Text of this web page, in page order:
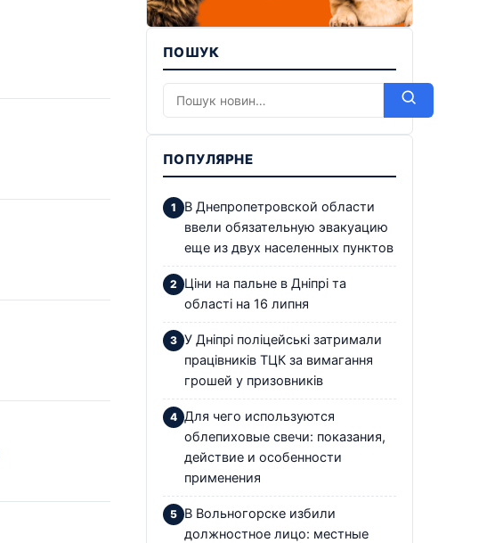
ПОШУК
ПОПУЛЯРНЕ
В Днепропетровской области
ввели обязательную эвакуацию
еще из двух населенных пунктов
Ціни на пальне в Дніпрі та
області на 16 липня
У Дніпрі поліцейські затримали
працівників ТЦК за вимагання
грошей у призовників
Для чего используются
облепиховые свечи: показания,
действие и особенности
применения
В Вольногорске избили
должностное лицо: местные